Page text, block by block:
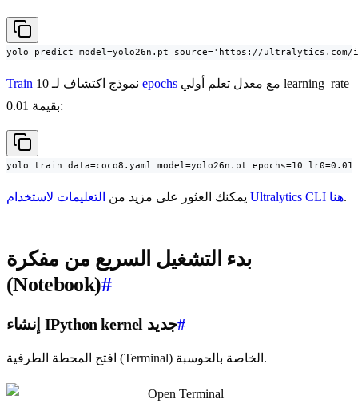
yolo predict model=yolo26n.pt source='https://ultralytics.com/
Train epochs
بقيمة 0.01:
yolo train data=coco8.yaml model=yolo26n.pt epochs=10 lr0=0.01
يمكنك العثور على مزيد من التعليمات لاستخدام Ultralytics CLI هنا.
بدء التشغيل السريع من مفكرة
(Notebook)#
إنشاء IPython kernel جديد#
افتح المحطة الطرفية (Terminal) الخاصة بالحوسبة.